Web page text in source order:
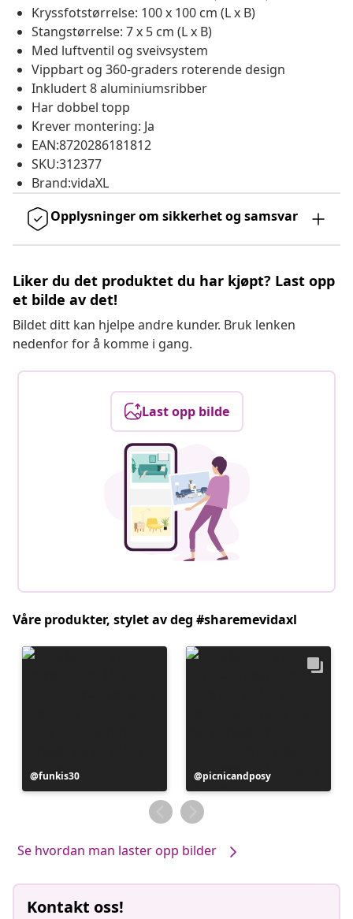
Kryssfotstørrelse: 100 x 100 cm (L x B)
Stangstørrelse: 7 x 5 cm (L x B)
Med luftventil og sveivsystem
Vippbart og 360-graders roterende design
Inkludert 8 aluminiumsribber
Har dobbel topp
Krever montering: Ja
EAN:8720286181812
SKU:312377
Brand:vidaXL
Opplysninger om sikkerhet og samsvar
Liker du det produktet du har kjøpt? Last opp
et bilde av det!
Bildet ditt kan hjelpe andre kunder. Bruk lenken
nedenfor for å komme i gang.
Last opp bilde
Våre produkter, stylet av deg #sharemevidaxl
Innlegg
publisert
funkis30
Innlegg
publisert
av
picnicandposy
Se hvordan man laster opp bilder
Kontakt oss!